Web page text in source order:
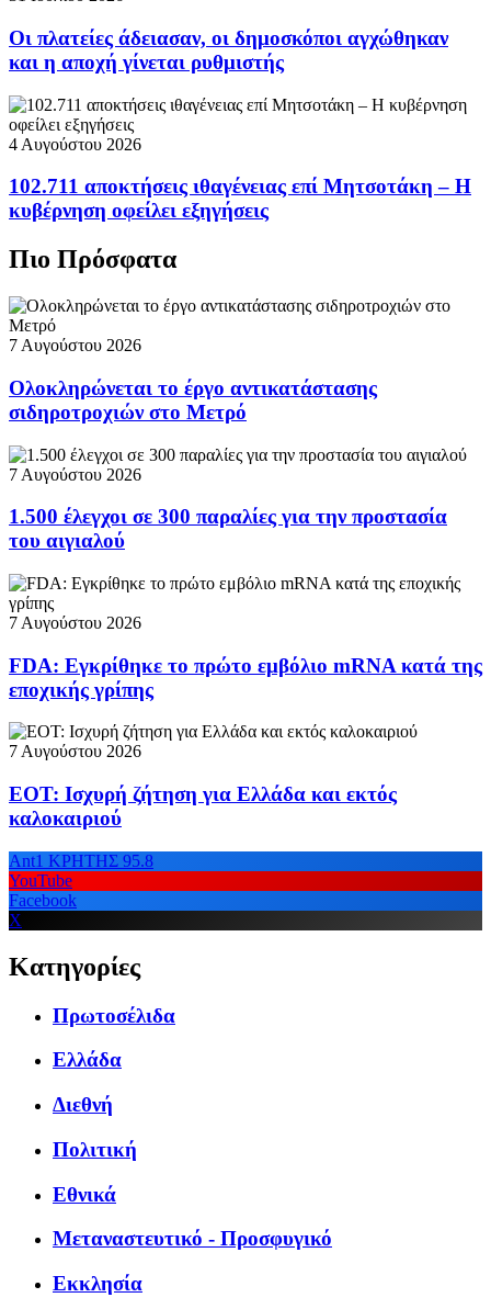
Οι πλατείες άδειασαν, οι δημοσκόποι αγχώθηκαν
και η αποχή γίνεται ρυθμιστής
4 Αυγούστου 2026
102.711 αποκτήσεις ιθαγένειας επί Μητσοτάκη – Η
κυβέρνηση οφείλει εξηγήσεις
Πιο Πρόσφατα
7 Αυγούστου 2026
Ολοκληρώνεται το έργο αντικατάστασης
σιδηροτροχιών στο Μετρό
7 Αυγούστου 2026
1.500 έλεγχοι σε 300 παραλίες για την προστασία
του αιγιαλού
7 Αυγούστου 2026
FDA: Εγκρίθηκε το πρώτο εμβόλιο mRNA κατά της
εποχικής γρίπης
7 Αυγούστου 2026
ΕΟΤ: Ισχυρή ζήτηση για Ελλάδα και εκτός
καλοκαιριού
Ant1 ΚΡΗΤΗΣ 95.8
YouTube
Facebook
X
Κατηγορίες
Πρωτοσέλιδα
Ελλάδα
Διεθνή
Πολιτική
Εθνικά
Μεταναστευτικό - Προσφυγικό
Εκκλησία